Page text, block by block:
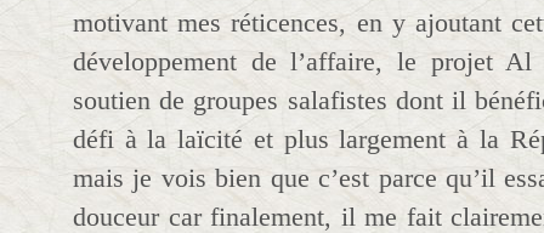
motivant mes réticences, en y ajoutant
développement de l’affaire, le projet
soutien de groupes salafistes dont il
défi à la laïcité et plus largement à la
mais je vois bien que c’est parce qu’il
douceur car finalement, il me fait